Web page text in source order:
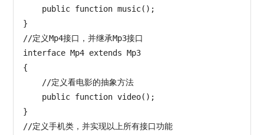
    public function music();
}
//定义Mp4接口，并继承Mp3接口
interface Mp4 extends Mp3
{
    //定义看电影的抽象方法
    public function video();
}
//定义手机类，并实现以上所有接口功能